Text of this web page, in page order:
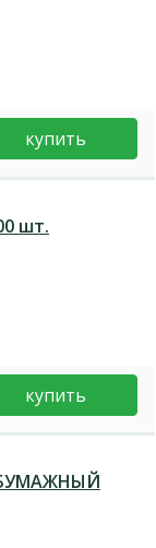
купить
шт.
купить
БУМАЖНЫЙ